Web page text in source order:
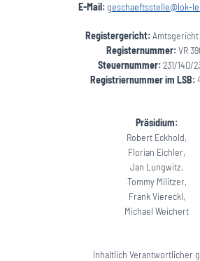
E-Mail:geschaeftsstelle@lok-
Registergericht:Amtsgericht
Registernummer:VR
Steuernummer:231/140/
Registriernummer im LSB:
Präsidium:
Robert Eckhold,
Florian Eichler,
Jan Lungwitz,
Tommy Militzer,
Frank Viereckl,
Michael Weichert
Inhaltlich Verantwortlicher